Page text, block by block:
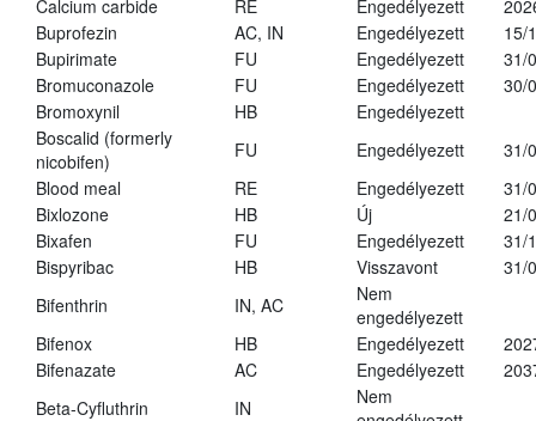
Calcium carbide
RE Engedélyezett
Buprofezin
AC, IN Engedélyezett
15/
Bupirimate
FU Engedélyezett
31/
Bromuconazole
FU Engedélyezett
30/
Bromoxynil
HB
Engedélyezett
Boscalid (formerly
nicobifen)
FU Engedélyezett
31/
Blood meal
RE Engedélyezett
31/
Bixlozone
HB Új
21/
Bixafen
FU Engedélyezett
31/
Bispyribac
HB Visszavont
31/
Bifenthrin
IN, AC
Nem
engedélyezett
Bifenox
HB Engedélyezett
Bifenazate
AC Engedélyezett
Beta-Cyfluthrin
IN
Nem